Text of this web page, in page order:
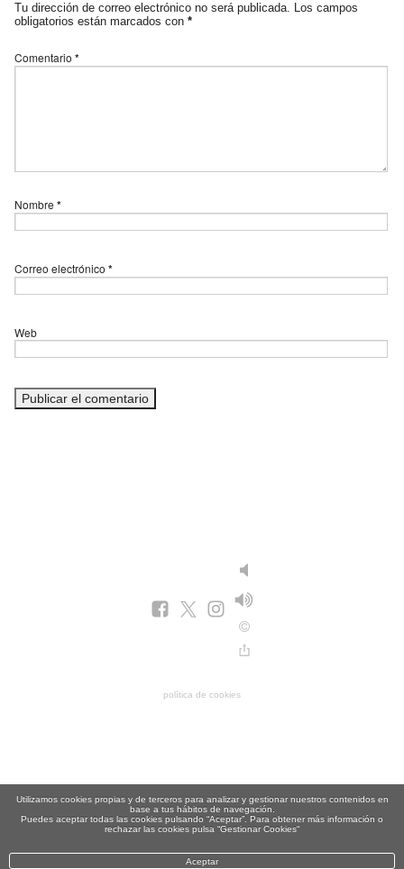
Tu dirección de correo electrónico no será publicada. Los campos
obligatorios están marcados con *
Comentario *
Nombre *
Correo electrónico *
Web
política de cookies
Utilizamos cookies propias y de terceros para analizar y gestionar nuestros contenidos en
base a tus hábitos de navegación.
Puedes aceptar todas las cookies pulsando “Aceptar”. Para obtener más información o
rechazar las cookies pulsa “Gestionar Cookies“
Aceptar